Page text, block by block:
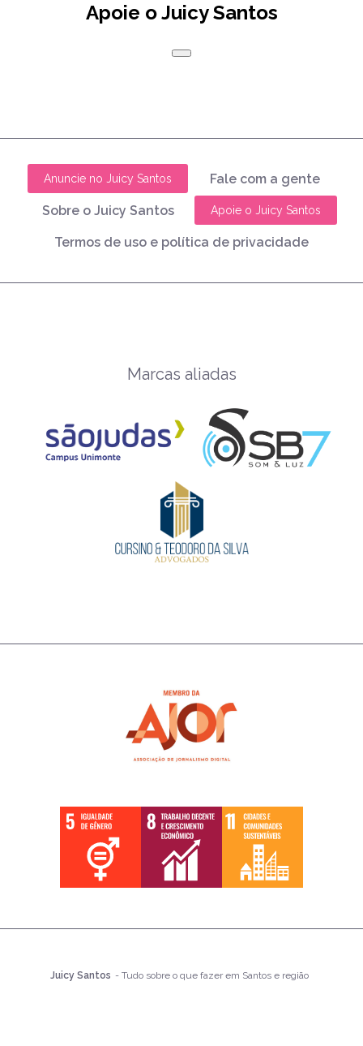
Apoie o Juicy Santos
Anuncie no Juicy Santos Fale com a gente
Sobre o Juicy Santos Apoie o Juicy Santos
Termos de uso e política de privacidade
Marcas aliadas
Juicy Santos - Tudo sobre o que fazer em Santos e região